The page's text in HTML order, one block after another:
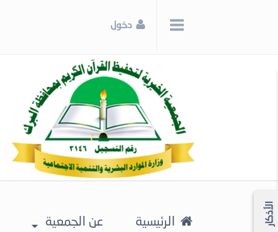
دخول
الرئيسية عن الجمعية الأذكار